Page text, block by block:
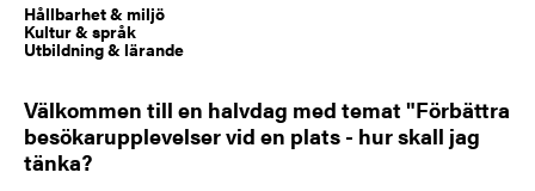
Hållbarhet & miljö
Kultur & språk
Utbildning & lärande
Välkommen till en halvdag med temat "Förbättra
besökarupplevelser vid en plats - hur skall jag
tänka?